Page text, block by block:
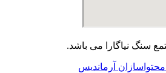
سنگ نیاگارا می باشد.
آرماندیس